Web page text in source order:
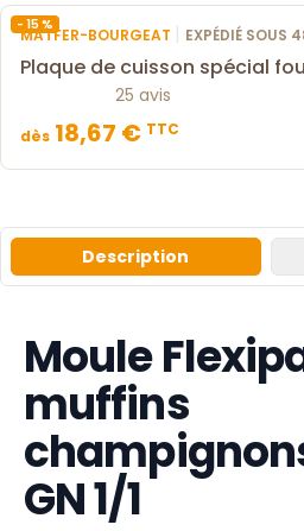
- 15 %
MATFER-BOURGEAT | EXPÉDIÉ SOUS
Plaque de cuisson spécial
25 avis
dès 18,67 € TTC
Description
Moule
muffins
GN 1/1